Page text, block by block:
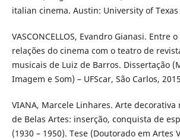
italian cinema. Austin: University of Texas
VASCONCELLOS, Evandro Gianasi. Entre
relações do cinema com o teatro de
musicais de Luiz de Barros. Dissertação
Imagem e Som) – UFScar, São Carlos,
VIANA, Marcele Linhares. Arte decorativa
de Belas Artes: inserção, conquista de
(1930 – 1950). Tese (Doutorado em Artes